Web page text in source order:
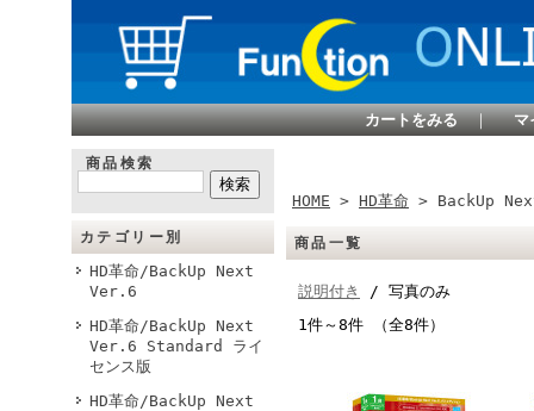
カートをみる ｜ マ
商品検索
カテゴリー別
HD革命/BackUp Next
Ver.6
HD革命/BackUp Next
Ver.6 Standard ライ
センス版
HD革命/BackUp Next
HOME > HD革命 > BackUp
商品一覧
説明付き
/ 写真のみ
1件～8件 （全8件）